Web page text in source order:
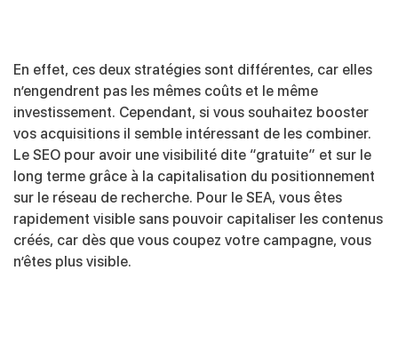
En effet, ces deux stratégies sont différentes, car elles
n’engendrent pas les mêmes coûts et le même
investissement. Cependant, si vous souhaitez booster
vos acquisitions il semble intéressant de les combiner.
Le SEO pour avoir une visibilité dite “gratuite” et sur le
long terme grâce à la capitalisation du positionnement
sur le réseau de recherche. Pour le SEA, vous êtes
rapidement visible sans pouvoir capitaliser les contenus
créés, car dès que vous coupez votre campagne, vous
n’êtes plus visible.